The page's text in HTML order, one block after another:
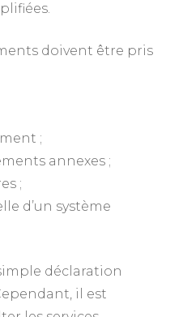
doivent être pris
;
annexes ;
;
d’un système
déclaration
il est